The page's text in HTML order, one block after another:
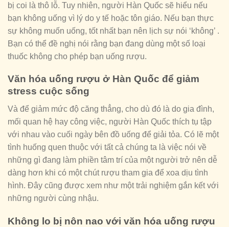
bị coi là thô lỗ. Tuy nhiên, người Hàn Quốc sẽ hiểu nếu
bạn không uống vì lý do y tế hoặc tôn giáo. Nếu bạn thực
sự không muốn uống, tốt nhất bạn nên lịch sự nói ‘không’ .
Bạn có thể đề nghị nói rằng bạn đang dùng một số loại
thuốc không cho phép bạn uống rượu.
Văn hóa uống rượu ở Hàn Quốc để giảm
stress cuộc sống
Và để giảm mức độ căng thẳng, cho dù đó là do gia đình,
mối quan hệ hay công việc, người Hàn Quốc thích tụ tập
với nhau vào cuối ngày bên đồ uống để giải tỏa. Có lẽ một
tình huống quen thuộc với tất cả chúng ta là việc nói về
những gì đang làm phiền tâm trí của một người trở nên dễ
dàng hơn khi có một chút rượu tham gia để xoa dịu tình
hình. Đây cũng được xem như một trải nghiệm gắn kết với
những người cùng nhậu.
Không lo bị nôn nao với văn hóa uống rượu